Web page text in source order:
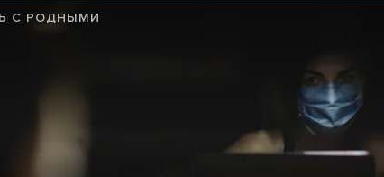
С РОДНЫМИ